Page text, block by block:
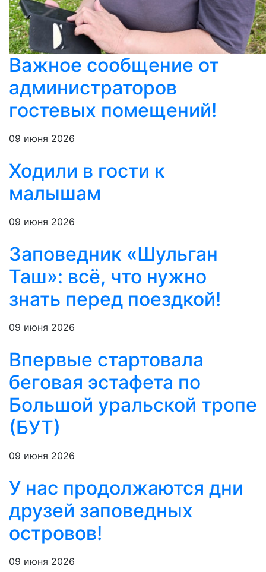
Важное сообщение от
администраторов
гостевых помещений!
09 июня 2026
Ходили в гости к
малышам
09 июня 2026
Заповедник «Шульган
Таш»: всё, что нужно
знать перед поездкой!
09 июня 2026
Впервые стартовала
беговая эстафета по
Большой уральской тропе
(БУТ)
09 июня 2026
У нас продолжаются дни
друзей заповедных
островов!
09 июня 2026